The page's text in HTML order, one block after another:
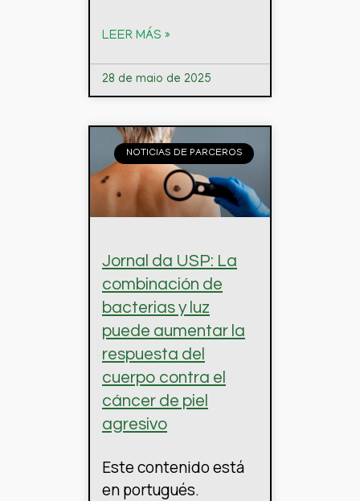
LEER MÁS »
28 de maio de 2025
NOTICIAS DE PARCEROS
Jornal da USP: La
combinación de
bacterias y luz
puede aumentar la
respuesta del
cuerpo contra el
cáncer de piel
agresivo
Este contenido está
en portugués.